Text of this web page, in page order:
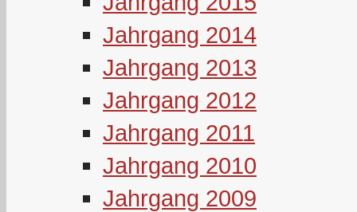
Jahrgang 2014
Jahrgang 2013
Jahrgang 2012
Jahrgang 2011
Jahrgang 2010
Jahrgang 2009